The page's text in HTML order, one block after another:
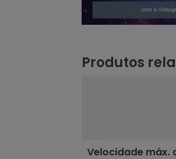
Produtos
Velocidade máx.